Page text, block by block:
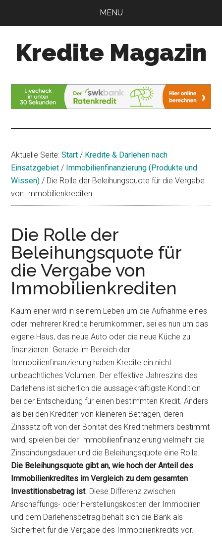
MENU
Kredite Magazin
für
Ihren
Kredit
Aktuelle Seite:Start / Kredite & Darlehen nach
Einsatzgebiet / Immobilienfinanzierung (Produkte und
Wissen) / Die Rolle der Beleihungsquote für die Vergabe
von Immobilienkrediten
Die Rolle der
Beleihungsquote für
die Vergabe von
Immobilienkrediten
Kaum einer wird in seinem Leben um die Aufnahme eines
oder mehrerer Kredite herumkommen, sei es nun um das
eigene Haus, das neue Auto oder die neue Küche zu
finanzieren. Gerade im Bereich der
Immobilienfinanzierung haben Kredite ein nicht
unbeachtliches Volumen. Der effektive Jahreszins des
Darlehens ist sicherlich die aussagekräftigste Kondition
bei der Entscheidung für einen bestimmten Kredit. Anders
als bei den Krediten von kleineren Beträgen, deren
Zinssatz oft von der Bonität des Kreditnehmers bestimmt
wird, spielen bei der Immobilienfinanzierung vielmehr die
Zinsbindungsdauer und die Beleihungsquote eine Rolle.
Die Beleihungsquote gibt an, wie hoch der Anteil des
Immobilienkredites im Vergleich zu dem gesamten
Investitionsbetrag ist. Diese Differenz zwischen
Anschaffungs- oder Herstellungskosten der Immobilien
und dem Darlehensbetrag behält sich die Bank als
Sicherheit für die Vergabe des Immobilienkredits vor.